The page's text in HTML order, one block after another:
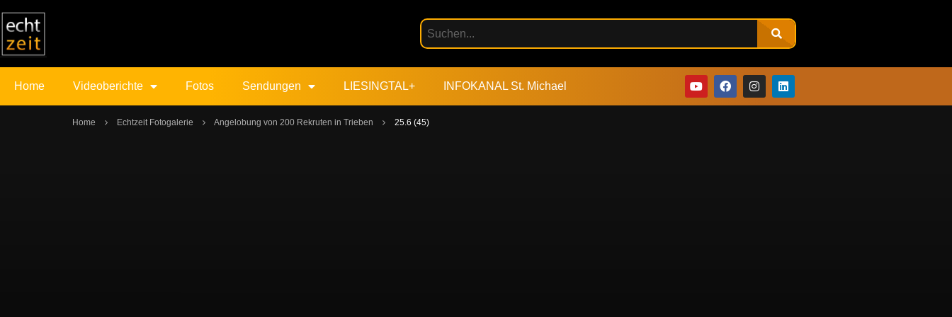
Home Videoberichte Fotos Sendungen LIESINGTAL+ INFOKANAL St. Michael
Home Echtzeit Fotogalerie Angelobung von 200 Rekruten in Trieben 25.6 (45)